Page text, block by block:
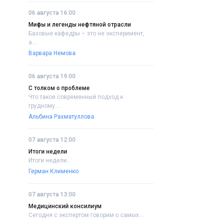
06 августа 16:00
Мифы и легенды нефтяной отрасли
Базовые кафедры – это не эксперимент,
а....
Варвара Немова
06 августа 19:00
С толком о проблеме
Что такое современный подход к
грудному....
Альбина Рахматуллова
07 августа 12:00
Итоги недели
Итоги недели..
Герман Клименко
07 августа 13:00
Медицинский консилиум
Сегодня с экспертом говорим о самых....